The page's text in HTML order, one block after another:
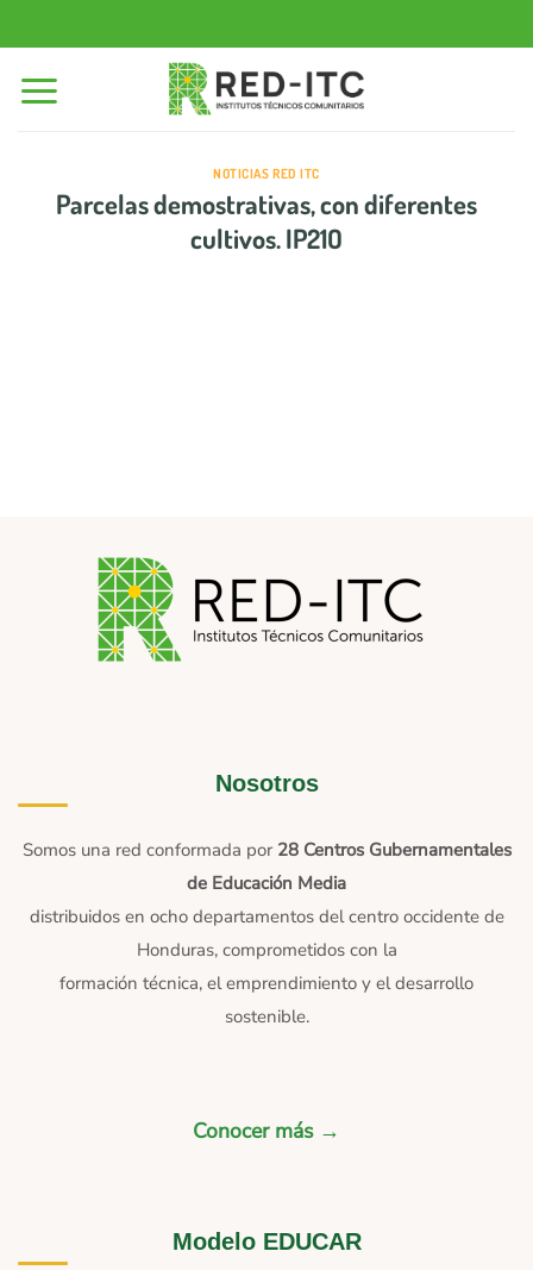
al
contenido
NOTICIAS RED ITC
Parcelas demostrativas, con diferentes
cultivos. IP21O
Nosotros
Somos una red conformada por 28 Centros Gubernamentales
de Educación Media
distribuidos en ocho departamentos del centro occidente de
Honduras, comprometidos con la
formación técnica, el emprendimiento y el desarrollo
sostenible.
Conocer más →
Modelo EDUCAR